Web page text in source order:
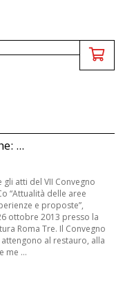
...
atti del VII Convegno
“Attualità delle aree
e proposte”,
ottobre 2013 presso la
Roma Tre. Il Convegno
al restauro, alla
me ...